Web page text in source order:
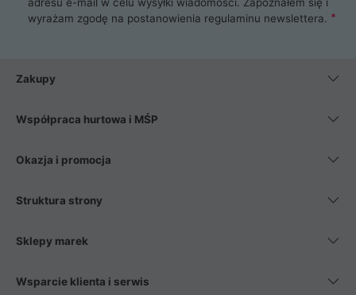
wyrażam zgodę na postanowienia regulaminu newslettera.
Zakupy
Współpraca hurtowa i MŚP
Okazja i promocja
Struktura strony
Sklepy marek
Wsparcie klienta i serwis